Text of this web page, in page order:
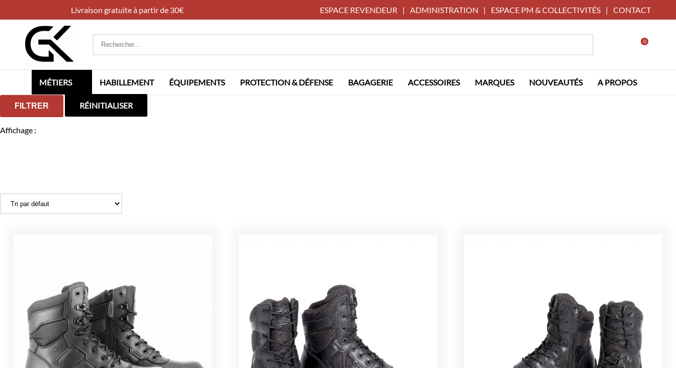
Livraison gratuite à partir de 30€ ESPACE REVENDEUR | ADMINISTRATION | ESPACE PM & COLLECTIVITÉS | CONTACT
Rechercher
0
MÉTIERS HABILLEMENT ÉQUIPEMENTS PROTECTION & DÉFENSE BAGAGERIE ACCESSOIRES MARQUES NOUVEAUTÉS A PROPOS
FILTRER RÉINITIALISER
Affichage :